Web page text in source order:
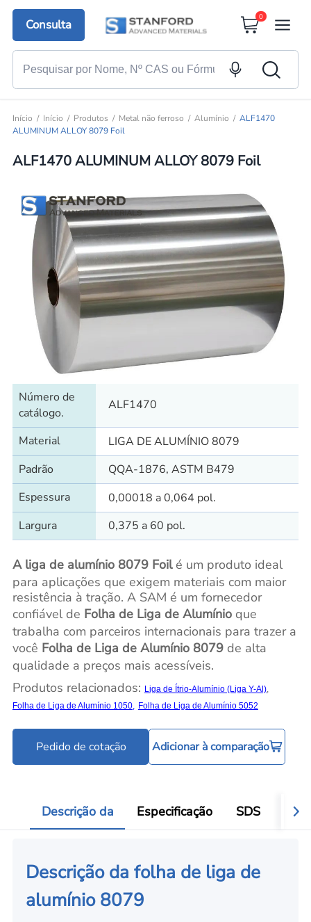
Consulta
0
Início Início Produtos Metal não ferroso Alumínio
ALF1470
ALUMINUM ALLOY 8079 Foil
ALF1470 ALUMINUM ALLOY 8079 Foil
Número de
catálogo.
ALF1470
Material
LIGA DE ALUMÍNIO 8079
Padrão
QQA-1876, ASTM B479
Espessura
0,00018 a 0,064 pol.
Largura
0,375 a 60 pol.
A liga de alumínio 8079 Foilé um produto ideal
para aplicações que exigem materiais com maior
resistência à tração. A SAM é um fornecedor
confiável de Folha de Liga de Alumínioque
trabalha com parceiros internacionais para trazer a
você Folha de Liga de Alumínio 8079de alta
qualidade a preços mais acessíveis.
Produtos relacionados: Liga de Ítrio-Alumínio (Liga Y-Al),
Folha de Liga de Alumínio 1050, Folha de Liga de Alumínio 5052
Pedido de cotação Adicionar à comparação
Descrição da Especificação SDS
Descrição da folha de liga de
alumínio 8079